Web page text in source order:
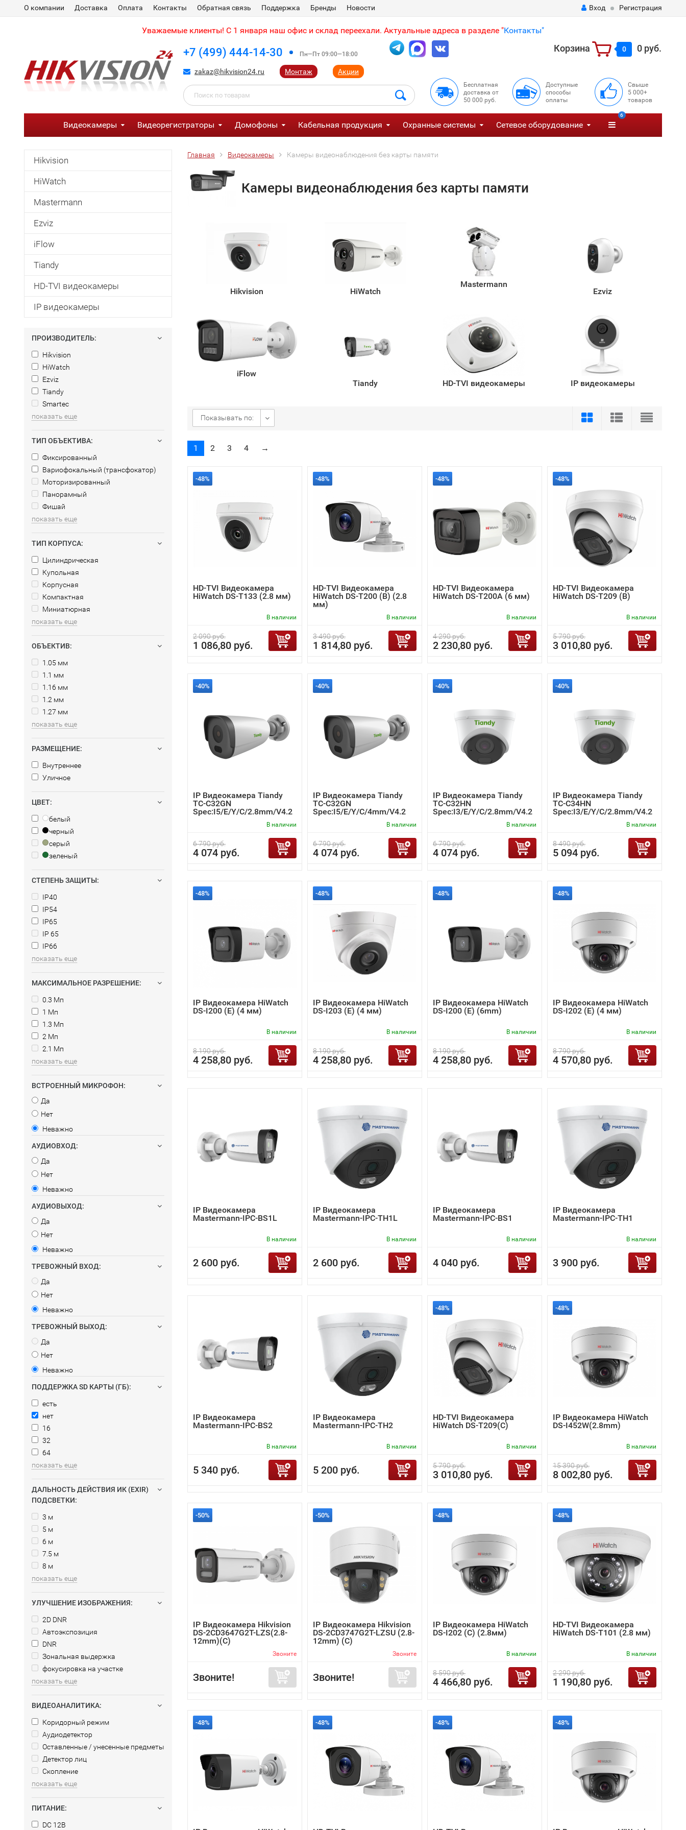
О компании Доставка Оплата Контакты Обратная связь Поддержка Бренды Новости Вход Регистрация
Уважаемые клиенты! С 1 января наш офис и склад переехали. Актуальные адреса в разделе "Контакты"
+7 (499) 444-14-30 Пн—Пт 09:00—18:00
zakaz@hikvision24.ru Монтаж Акции
Корзина 0 0 руб.
Бесплатная
доставка от
50 000 руб.
Доступные
способы
оплаты
Свыше
5 000+
товаров
Видеокамеры Видеорегистраторы Домофоны Кабельная продукция Охранные системы Сетевое оборудование
6
Hikvision
HiWatch
Mastermann
Ezviz
iFlow
Tiandy
HD-TVI видеокамеры
IP видеокамеры
ПРОИЗВОДИТЕЛЬ:
Hikvision
HiWatch
Ezviz
Tiandy
Smartec
показать еще
ТИП ОБЪЕКТИВА:
Фиксированный
Вариофокальный (трансфокатор)
Моторизированный
Панорамный
Фишай
показать еще
ТИП КОРПУСА:
Цилиндрическая
Купольная
Корпусная
Компактная
Миниатюрная
показать еще
ОБЪЕКТИВ:
1.05 мм
1.1 мм
1.16 мм
1.2 мм
1.27 мм
показать еще
РАЗМЕЩЕНИЕ:
Внутреннее
Уличное
ЦВЕТ:
белый
черный
серый
зеленый
СТЕПЕНЬ ЗАЩИТЫ:
IP40
IP54
IP65
IP 65
IP66
показать еще
МАКСИМАЛЬНОЕ РАЗРЕШЕНИЕ:
0.3 Мп
1 Мп
1.3 Мп
2 Мп
2.1 Мп
показать еще
ВСТРОЕННЫЙ МИКРОФОН:
Да
Нет
Неважно
АУДИОВХОД:
Да
Нет
Неважно
АУДИОВЫХОД:
Да
Нет
Неважно
ТРЕВОЖНЫЙ ВХОД:
Да
Нет
Неважно
ТРЕВОЖНЫЙ ВЫХОД:
Да
Нет
Неважно
ПОДДЕРЖКА SD КАРТЫ (ГБ):
есть
нет
16
32
64
показать еще
ДАЛЬНОСТЬ ДЕЙСТВИЯ ИК (EXIR)
ПОДСВЕТКИ:
3 м
5 м
6 м
7.5 м
8 м
показать еще
УЛУЧШЕНИЕ ИЗОБРАЖЕНИЯ:
2D DNR
Автоэкспозиция
DNR
Зональная выдержка
фокусировка на участке
показать еще
ВИДЕОАНАЛИТИКА:
Коридорный режим
Аудиодетектор
Оставленные / унесенные предметы
Детектор лиц
Скопление
показать еще
ПИТАНИЕ:
DC 12В
Главная Видеокамеры Камеры видеонаблюдения без карты памяти
Камеры видеонаблюдения без карты памяти
Hikvision HiWatch
Mastermann
Ezviz
iFlow
Tiandy
HD-TVI видеокамеры IP видеокамеры
Показывать по:
1 2 3 4 →
-48%
HD-TVI Видеокамера
HiWatch DS-T133 (2.8 мм)
В наличии
2 090 руб.
1 086,80 руб.
-48%
HD-TVI Видеокамера
HiWatch DS-T200 (B) (2.8
мм)
В наличии
3 490 руб.
1 814,80 руб.
-48%
HD-TVI Видеокамера
HiWatch DS-T200A (6 мм)
В наличии
4 290 руб.
2 230,80 руб.
-48%
HD-TVI Видеокамера
HiWatch DS-T209 (B)
В наличии
5 790 руб.
3 010,80 руб.
-40%
IP Видеокамера Tiandy
TC-C32GN
Spec:I5/E/Y/C/2.8mm/V4.2
В наличии
6 790 руб.
4 074 руб.
-40%
IP Видеокамера Tiandy
TC-C32GN
Spec:I5/E/Y/C/4mm/V4.2
В наличии
6 790 руб.
4 074 руб.
-40%
IP Видеокамера Tiandy
TC-C32HN
Spec:I3/E/Y/C/2.8mm/V4.2
В наличии
6 790 руб.
4 074 руб.
-40%
IP Видеокамера Tiandy
TC-C34HN
Spec:I3/E/Y/C/2.8mm/V4.2
В наличии
8 490 руб.
5 094 руб.
-48%
IP Видеокамера HiWatch
DS-I200 (E) (4 мм)
В наличии
8 190 руб.
4 258,80 руб.
-48%
IP Видеокамера HiWatch
DS-I203 (E) (4 мм)
В наличии
8 190 руб.
4 258,80 руб.
-48%
IP Видеокамера HiWatch
DS-I200 (E) (6mm)
В наличии
8 190 руб.
4 258,80 руб.
-48%
IP Видеокамера HiWatch
DS-I202 (E) (4 мм)
В наличии
8 790 руб.
4 570,80 руб.
IP Видеокамера
Mastermann-IPC-BS1L
В наличии
2 600 руб.
IP Видеокамера
Mastermann-IPC-TH1L
В наличии
2 600 руб.
IP Видеокамера
Mastermann-IPC-BS1
В наличии
4 040 руб.
IP Видеокамера
Mastermann-IPC-TH1
В наличии
3 900 руб.
IP Видеокамера
Mastermann-IPC-BS2
В наличии
5 340 руб.
IP Видеокамера
Mastermann-IPC-TH2
В наличии
5 200 руб.
-48%
HD-TVI Видеокамера
HiWatch DS-T209(С)
В наличии
5 790 руб.
3 010,80 руб.
-48%
IP Видеокамера HiWatch
DS-I452W(2.8mm)
В наличии
15 390 руб.
8 002,80 руб.
-50%
IP Видеокамера Hikvision
DS-2CD3647G2T-LZS(2.8-
12mm)(C)
Звоните
Звоните!
-50%
IP Видеокамера Hikvision
DS-2CD3747G2T-LZSU (2.8-
12mm) (C)
Звоните
Звоните!
-48%
IP Видеокамера HiWatch
DS-I202 (C) (2.8мм)
В наличии
8 590 руб.
4 466,80 руб.
-48%
HD-TVI Видеокамера
HiWatch DS-T101 (2.8 мм)
В наличии
2 290 руб.
1 190,80 руб.
-48% -48% -48% -48%